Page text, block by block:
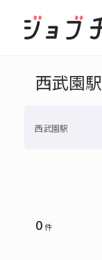
西武園
西武園駅
0件